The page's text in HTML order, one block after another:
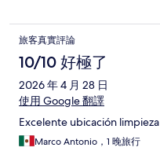
旅客真實評論
10/10 好極了
2026 年 4 月 28 日
使用 Google 翻譯
Excelente ubicación limpieza
Marco Antonio，1 晚旅行